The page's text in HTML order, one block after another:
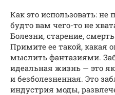
Как это использовать: не
будто вам чего-то не
Болезни, старение,
Примите ее такой, какая
мыслить фантазиями.
идеальная жизнь — это
и безболезненная. Это
индустрия моды,